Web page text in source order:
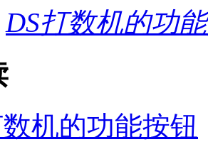
DS打数机的功
机的功能按钮